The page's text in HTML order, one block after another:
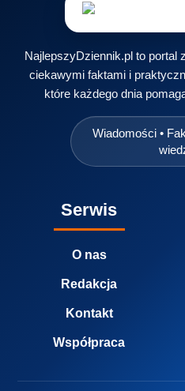
NajlepszyDziennik.pl to portal
ciekawymi faktami i
które każdego dnia
Wiadomości •
Serwis
O nas
Redakcja
Kontakt
Współpraca